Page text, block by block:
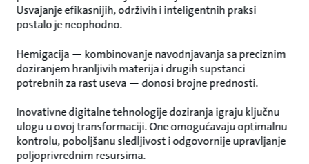
Usvajanje efikasnijih, održivih i inteligentnih praksi
postalo je neophodno.
Hemigacija — kombinovanje navodnjavanja sa preciznim
doziranjem hranljivih materija i drugih supstanci
potrebnih za rast useva — donosi brojne prednosti.
Inovativne digitalne tehnologije doziranja igraju ključnu
ulogu u ovoj transformaciji. One omogućavaju optimalnu
kontrolu, poboljšanu sledljivost i odgovornije upravljanje
poljoprivrednim resursima.